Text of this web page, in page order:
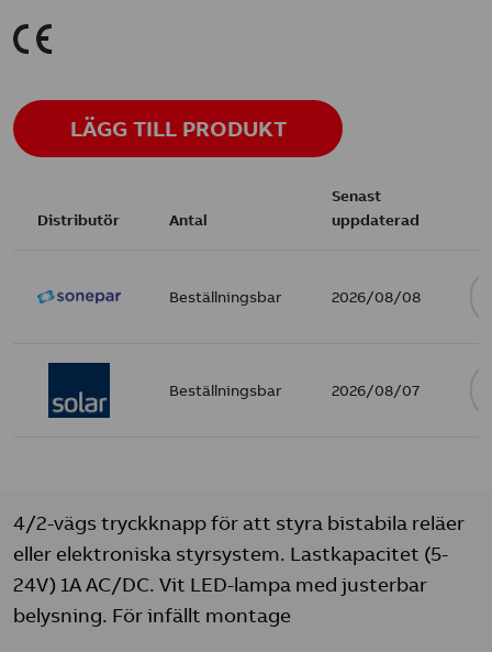
K
LÄGG TILL PRODUKT
Distributör Antal
Senast
uppdaterad
Beställningsbar 2026/08/08
Beställningsbar 2026/08/07
4/2-vägs tryckknapp för att styra bistabila reläer
eller elektroniska styrsystem. Lastkapacitet (5-
24V) 1A AC/DC. Vit LED-lampa med justerbar
belysning. För infällt montage